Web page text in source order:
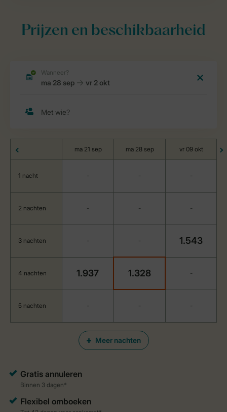
Prijzen en beschikbaarheid
Meer nachten
ma 21 sep ma 28 sep vr 09 okt
1 nacht - - -
2 nachten - - -
3 nachten - - 1.543
4 nachten 1.937 1.328 -
5 nachten - - -